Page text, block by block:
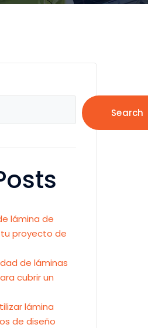
Search
lámina de
proyecto de
de láminas
cubrir un
lámina
de diseño